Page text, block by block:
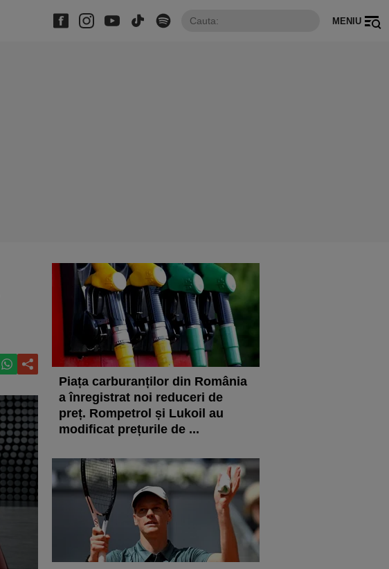
MENIU
Piața carburanților din România
a înregistrat noi reduceri de
preț. Rompetrol și Lukoil au
modificat prețurile de ...